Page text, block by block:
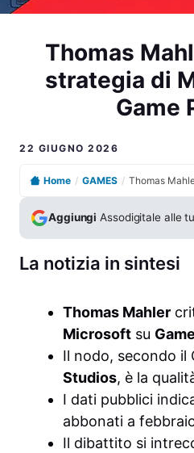
Thomas
strategia di
Game
22 GIUGNO 2026
Home / GAMES /
Aggiungi Assodigitale alle
La notizia in sintesi
Thomas Mahler
Microsoft su
Il nodo, secondo il
Studios, è la
I dati pubblici
abbonati a
Il dibattito si